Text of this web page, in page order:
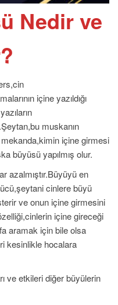
Nedir ve
içine yazıldığı
muskanın
mekanda,kimin içine girmesi
büyüsü yapılmış olur.
azalmıştır.Büyüyü en
cinlere büyü
ve onun içine girmesini
içine gireceği
aramak için bile olsa
kesinlikle hocalara
ve etkileri diğer büyülerin